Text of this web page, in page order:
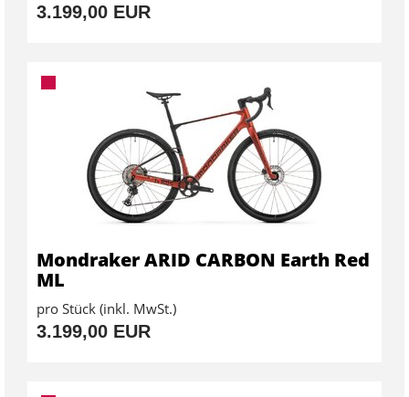
3.199,00 EUR
Mondraker ARID CARBON Earth Red
ML
pro Stück (inkl. MwSt.)
3.199,00 EUR